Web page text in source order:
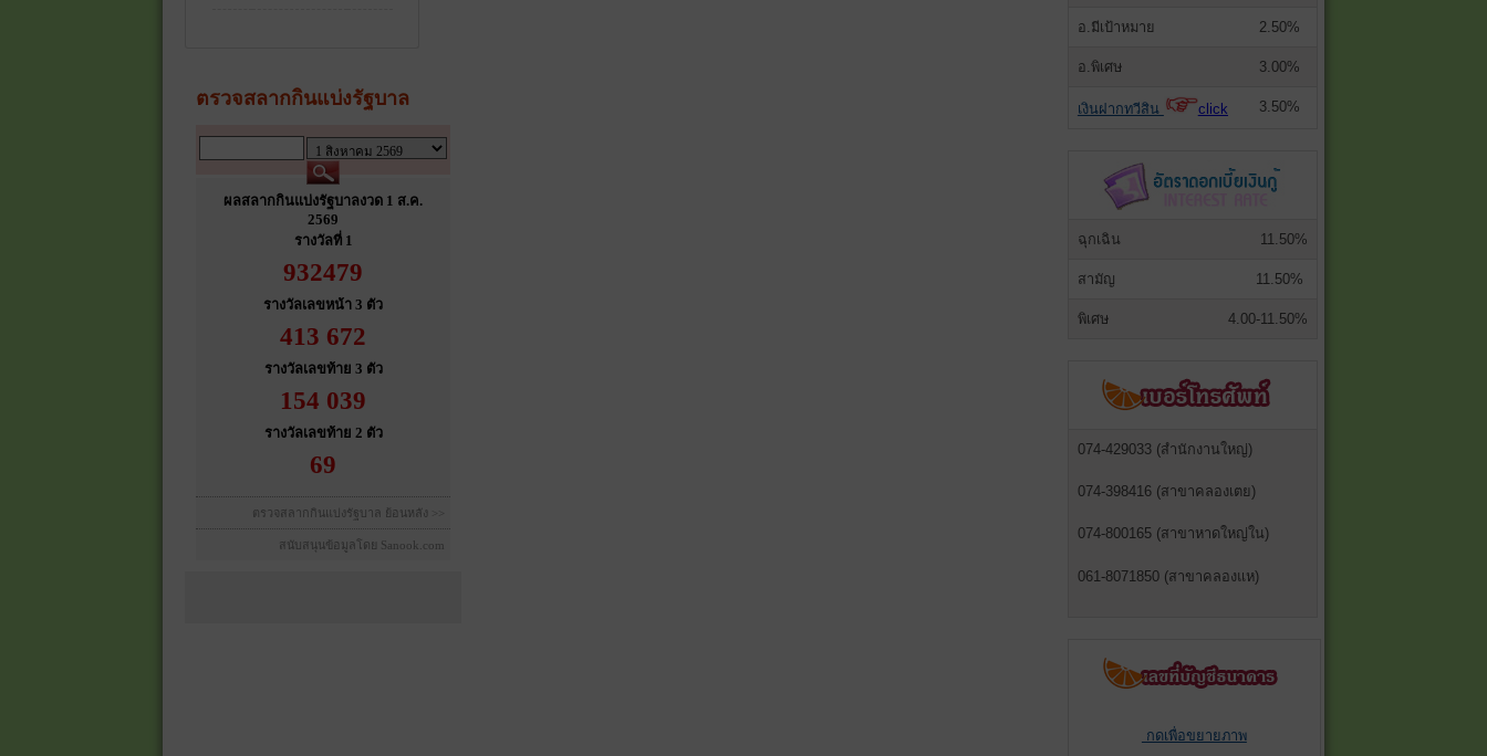
อ.มีเป้าหมาย 2.50%
อ.พิเศษ 3.00%
เงินฝากทวีสิน click 3.50%
ฉุกเฉิน 11.50%
สามัญ 11.50%
พิเศษ 4.00-11.50%
074-429033 (สำนักงานใหญ่)
074-398416 (สาขาคลองเตย)
074-800165 (สาขาหาดใหญ่ใน)
061-8071850 (สาขาคลองแห)
กดเพื่อขยายภาพ